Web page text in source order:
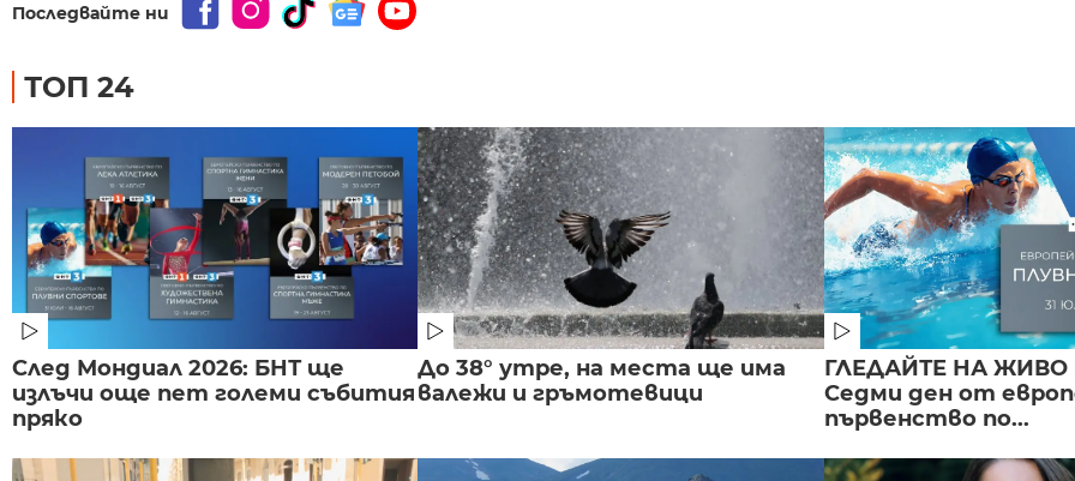
Последвайте ни
ТОП 24
След Мондиал 2026: БНТ ще
излъчи още пет големи събития
пряко
До 38° утре, на места ще има
валежи и гръмотевици
ГЛЕДАЙТЕ НА ЖИВО
Седми ден от
първенство по...